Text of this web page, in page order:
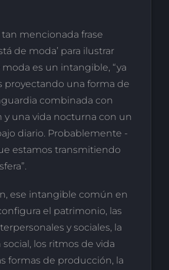
tan mencionada frase
de moda’ para ilustrar
es un intangible, “ya
proyectando una forma de
combinada con
y una vida nocturna con un
diario. Probablemente -
estamos transmitiendo
ese intangible común en
el patrimonio, las
y sociales, la
los ritmos de vida
formas de producción, la